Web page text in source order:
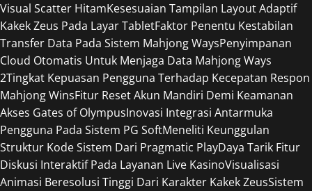
Visual Scatter HitamKesesuaian Tampilan Layout Adaptif
Kakek Zeus Pada Layar TabletFaktor Penentu Kestabilan
Transfer Data Pada Sistem Mahjong WaysPenyimpanan
Cloud Otomatis Untuk Menjaga Data Mahjong Ways
2Tingkat Kepuasan Pengguna Terhadap Kecepatan Respon
Mahjong WinsFitur Reset Akun Mandiri Demi Keamanan
Akses Gates of OlympusInovasi Integrasi Antarmuka
Pengguna Pada Sistem PG SoftMeneliti Keunggulan
Struktur Kode Sistem Dari Pragmatic PlayDaya Tarik Fitur
Diskusi Interaktif Pada Layanan Live KasinoVisualisasi
Animasi Beresolusi Tinggi Dari Karakter Kakek ZeusSistem